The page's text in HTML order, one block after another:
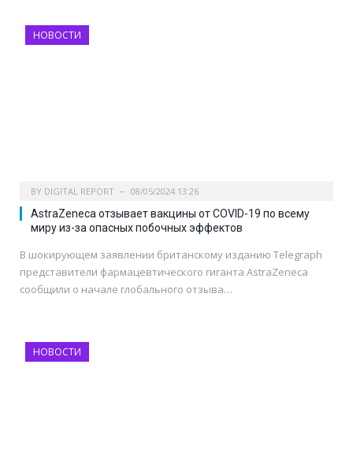
НОВОСТИ
BY DIGITAL REPORT 08/05/2024 13:26
AstraZeneca отзывает вакцины от COVID-19 по всему
миру из-за опасных побочных эффектов
В шокирующем заявлении британскому изданию Telegraph
представители фармацевтического гиганта AstraZeneca
сообщили о начале глобального отзыва…
НОВОСТИ